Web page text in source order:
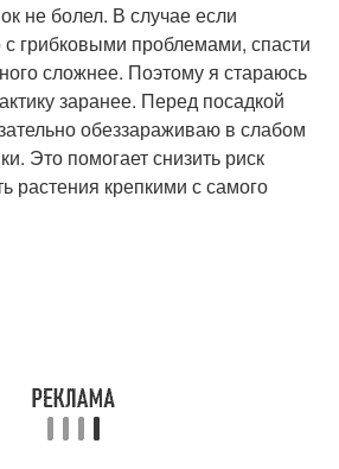
не болел. В случае если
грибковыми проблемами, спасти
сложнее. Поэтому я стараюсь
заранее. Перед посадкой
обеззараживаю в слабом
Это помогает снизить риск
растения крепкими с самого